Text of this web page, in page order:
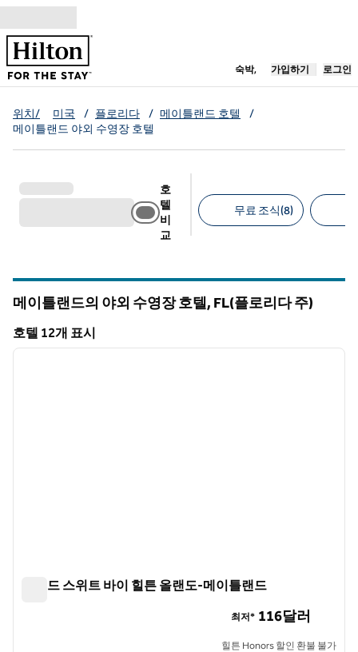
콘텐츠로 이동
숙박,새 탭 열림
가입하기 로그인
위치/ 미국 / 플로리다 / 메이틀랜드 호텔
/
메이틀랜드 야외 수영장 호텔
호
텔
비
교
무료 조식(8)
메이틀랜드의 야외 수영장 호텔, FL(플로리다 주)
호텔 12개 표시
호텔 12개 표시
1/12
다음
홈우드 스위트 바이 힐튼 올랜도-메이틀랜드
최저* 116달러
힐튼 Honors 할인 환불 불가